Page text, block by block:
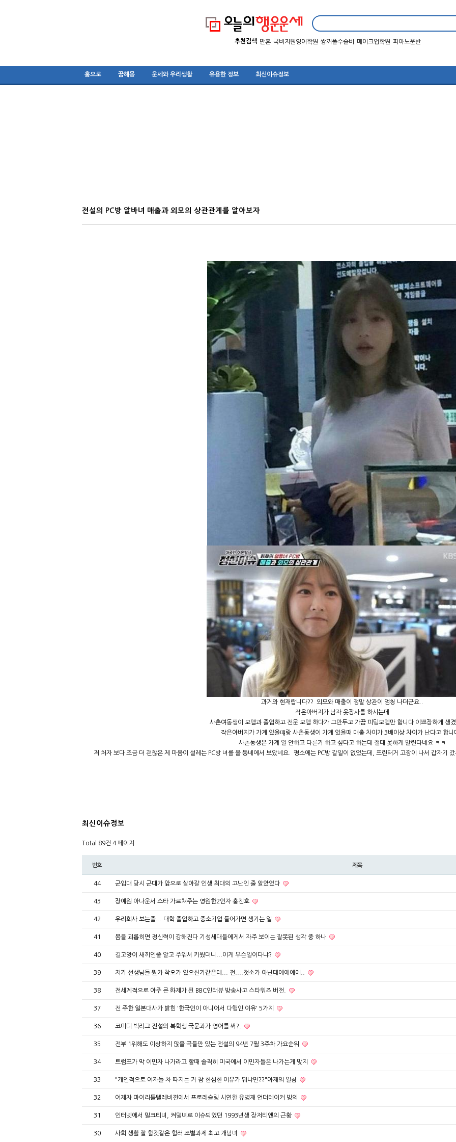
추천검색 만혼 국비지원영어학원 쌍꺼풀수술비 메이크업학원 피아노운반
홈으로 꿈해몽 운세와 우리생활 유용한 정보 최신이슈정보
전설의 PC방 알바녀 매출과 외모의 상관관계를 알아보자
과거와 현재랍니다?? 외모와 매출이 정말 상관이 엄청 나더군요..
작은아버지가 남자 옷장사를 하시는데
사촌여동생이 모델과 졸업하고 전문 모델 하다가 그만두고 가끔 피팅모델만 합니다 이쁘장하게 생
작은아버지가 가계 있을떄랑 사촌동생이 가계 있을때 매출 차이가 3배이상 차이가 난다고 합니
사촌동생은 가계 일 안하고 다른거 하고 싶다고 하는데 절대 못하게 말린다네요 ㅋㅋ
저 처자 보다 조금 더 괜찮은 제 마음이 설레는 PC방 녀를 울 동네에서 보았네요. 평소에는 PC방 갈일이 없었는데, 프린터거 고장이 나서 갑자
최신이슈정보
Total 89건 4 페이지
번호 제목
44 군입대 당시 군대가 앞으로 살아갈 인생 최대의 고난인 줄 알았었다
43 장예원 아나운서 스타 가르쳐주는 영원한2인자 홍진호
42 우리회사 보는줄... 대학 졸업하고 중소기업 들어가면 생기는 일
41 몸을 괴롭히면 정신력이 강해진다 기성세대들에게서 자주 보이는 잘못된 생각 중 하나
40 길고양이 새끼인줄 알고 주워서 키웠더니...이게 무슨일이다냐?
39 저기 선생님들 뭔가 착오가 있으신거같은데... 전....젓소가 아닌데에에에에..
38 전세계적으로 아주 큰 화제가 된 BBC인터뷰 방송사고 스타워즈 버전.
37 전 주한 일본대사가 밝힌 '한국인이 아니어서 다행인 이유' 5가지
36 코미디 빅리그 전설의 복학생 국문과가 영어를 써?.
35 전부 1위해도 이상하지 않을 곡들만 있는 전설의 94년 7월 3주차 가요순위
34 트럼프가 막 이민자 나가라고 할때 솔직히 미국에서 이민자들은 나가는게 맞지
33 "개인적으로 여자들 차 따지는 거 참 한심한 이유가 뭐냐면??"아재의 일침
32 어제자 마이리틀텔레비젼에서 프로레슬링 시연한 유병재 언더테이커 빙의
31 인터넷에서 밀크티녀, 켜덜녀로 이슈되었던 1993년생 장저티엔의 근황
30 사회 생활 잘 할것같은 힐러 조별과제 최고 개념녀